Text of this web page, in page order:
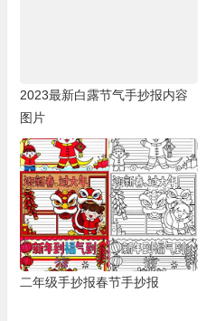
2023最新白露节气手抄报内容
图片
二年级手抄报春节手抄报